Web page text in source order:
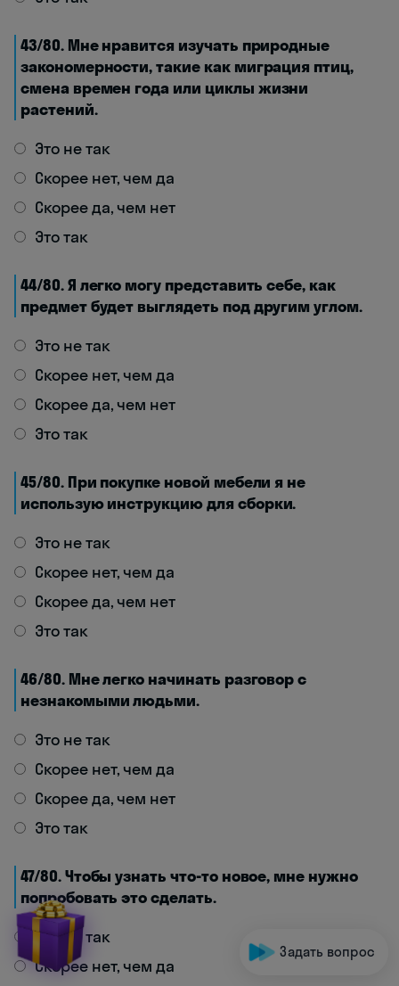
43/80. Мне нравится изучать природные
закономерности, такие как миграция птиц,
смена времен года или циклы жизни
растений.
Это не так
Скорее нет, чем да
Скорее да, чем нет
Это так
44/80. Я легко могу представить себе, как
предмет будет выглядеть под другим углом.
Это не так
Скорее нет, чем да
Скорее да, чем нет
Это так
45/80. При покупке новой мебели я не
использую инструкцию для сборки.
Это не так
Скорее нет, чем да
Скорее да, чем нет
Это так
46/80. Мне легко начинать разговор с
незнакомыми людьми.
Это не так
Скорее нет, чем да
Скорее да, чем нет
Это так
47/80. Чтобы узнать что-то новое, мне нужно
попробовать это сделать.
Это не так
Скорее нет, чем да
Задать вопрос